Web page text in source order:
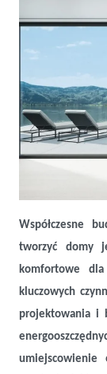
Jak rozmieścić
Współczesne
tworzyć domy
komfortowe
kluczowych
projektowania i
umiejscowienie